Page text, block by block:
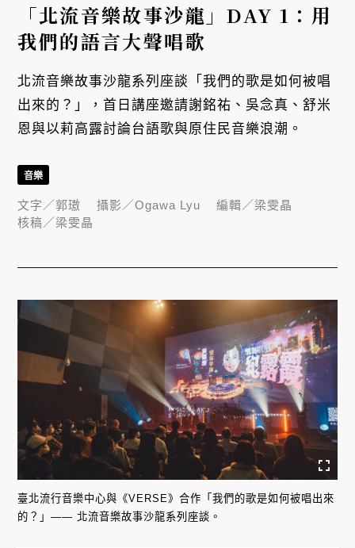
「北流音樂故事沙龍」DAY 1：用
我們的語言大聲唱歌
北流音樂故事沙龍系列座談「我們的歌是如何被唱
出來的？」，首日講座邀請謝銘祐、吳念真、舒米
恩與以莉高露討論台語歌與原住民音樂浪潮。
臺北流行音樂中心與《VERSE》合作「我們的歌是如何被唱出來
的？」—— 北流音樂故事沙龍系列座談。
音樂
文字／郭璈 攝影／Ogawa Lyu 編輯／梁雯晶
核稿／梁雯晶